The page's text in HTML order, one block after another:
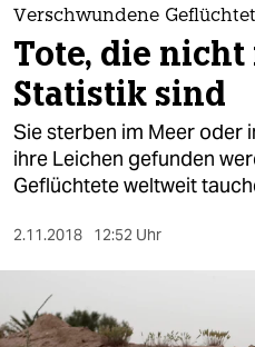
themen
politik
öko
gesellschaft
sport
berlin
Verschwundene
Tote, die
Statistik sind
Sie sterben im Meer oder
ihre Leichen gefunden
Geflüchtete weltweit
2.11.2018 12:52 Uhr